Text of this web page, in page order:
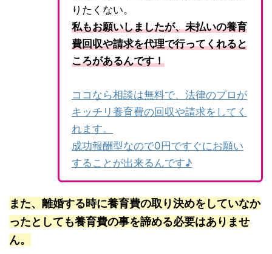
りたくない。
私もお願いしましたが、未払いの養育
費回収や請求を代理で行ってくれると
ころがあるんです！
ココなら相談は無料で、法律のプロが
キッチリ養育費の回収や請求をしてく
れます。
成功報酬型なので0円ですぐにお願い
することが出来るんです♪
また、離婚する時に養育費の取り決めをしていなか
ったとしても養育費の事を諦める必要はありませ
ん。